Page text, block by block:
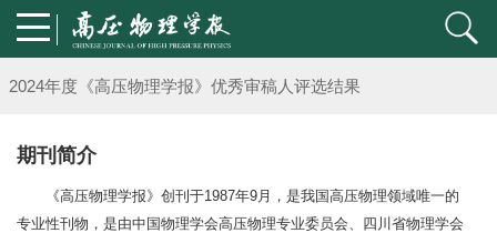
第五届高压科学卓越青年学者评选通知
2024年度《高压物理学报》优秀审稿人评选结果
2024年上海光源同步辐射大压机实验技术培训班通知
《高压物理学报》将于2025年1月由双月刊变更为月刊
期刊简介
《高压物理学报》创刊于1987年9月，是我国高压物理领域唯一的
专业性刊物，是由中国物理学会高压物理专业委员会、四川省物理学会